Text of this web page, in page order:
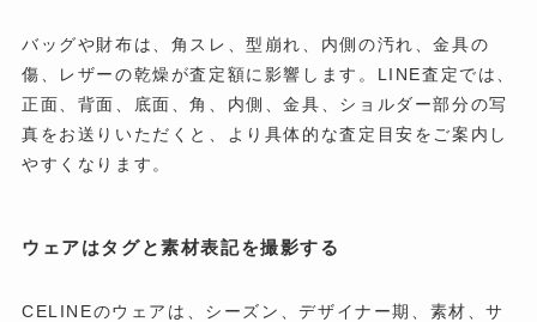
バッグや財布は、角スレ、型崩れ、内側の汚れ、金具の
傷、レザーの乾燥が査定額に影響します。LINE査定では、
正面、背面、底面、角、内側、金具、ショルダー部分の写
真をお送りいただくと、より具体的な査定目安をご案内し
やすくなります。
ウェアはタグと素材表記を撮影する
CELINEのウェアは、シーズン、デザイナー期、素材、サ